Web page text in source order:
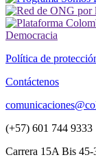
Política de
Contáctenos
(+57) 601 744 9333
Carrera 15A Bis